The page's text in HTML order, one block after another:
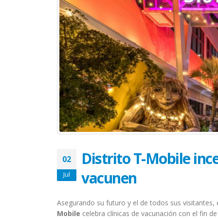
02
Jul
Distrito T-Mobile
vacunen
Asegurando su futuro y el de todos sus
Mobile celebra clínicas de vacunación con el fin
El Acompañamiento es
vitales en los
July 10, 2026
La nueva normalidad de un
sobreviviente de cáncer
June 25, 2026
Altamente nocivo el polvo
del desierto del Sahara en
salud oncológica
June 10, 2026
abrazar la salud oncológica
May 28, 2026